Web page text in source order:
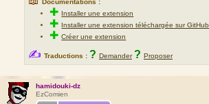
Documentations :
✚ Installer une extension
✚ Installer une extension téléchargée sur GitHub
✚Créer une extension
✍ Traductions : ? Demander ? Proposer
hamidouki-dz
EzComien